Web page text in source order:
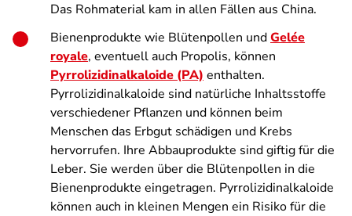
Das Rohmaterial kam in allen Fällen aus China.
Bienenprodukte wie Blütenpollen undGelée
royale, eventuell auch Propolis, können
Pyrrolizidinalkaloide (PA) enthalten.
Pyrrolizidinalkaloide sind natürliche Inhaltsstoffe
verschiedener Pflanzen und können beim
Menschen das Erbgut schädigen und Krebs
hervorrufen. Ihre Abbauprodukte sind giftig für die
Leber. Sie werden über die Blütenpollen in die
Bienenprodukte eingetragen. Pyrrolizidinalkaloide
können auch in kleinen Mengen ein Risiko für die